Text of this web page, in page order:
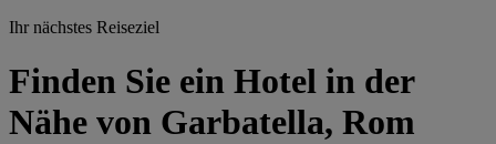
Ihr nächstes Reiseziel
Finden Sie ein Hotel in der
Nähe von Garbatella, Rom